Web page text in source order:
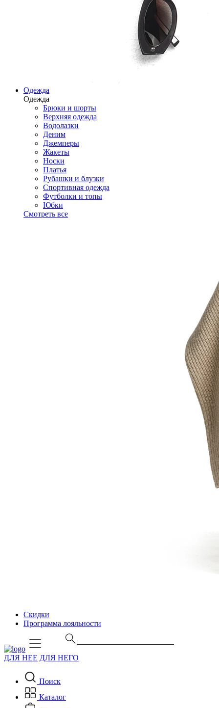
Одежда
Одежда
Брюки и шорты
Верхняя одежда
Водолазки
Деним
Джемперы
Жакеты
Носки
Платья
Рубашки и блузки
Спортивная одежда
Футболки и топы
Юбки
Смотреть все
Скидки
Программа лояльности
ДЛЯ НЕЕ ДЛЯ НЕГО
Поиск
Каталог